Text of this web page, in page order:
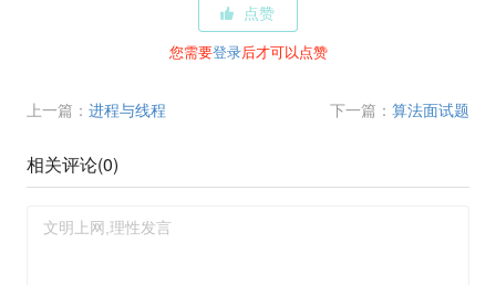
点赞
您需要登录后才可以点赞
上一篇： 进程与线程 下一篇： 算法面试题
相关评论(0)